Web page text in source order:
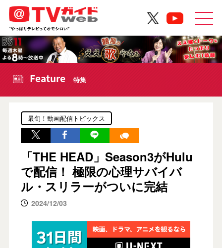
Feature 特集
最旬！動画配信トピックス
「THE HEAD」Season3がHulu
で配信！ 極限の⼼理サバイバ
ル・スリラーがついに完結
2024/12/03